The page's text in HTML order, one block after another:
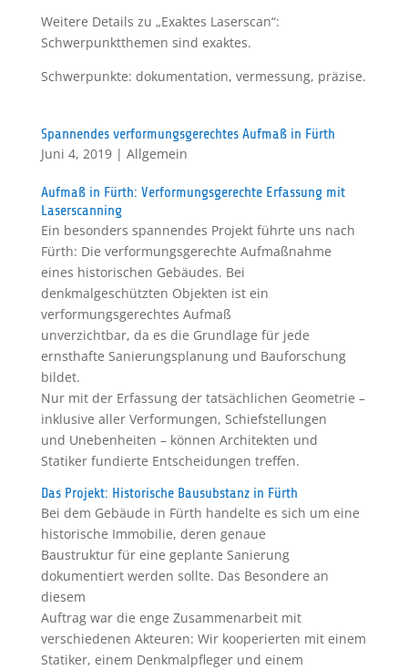
Weitere Details zu „Exaktes Laserscan“:
Schwerpunktthemen sind exaktes.
Schwerpunkte: dokumentation, vermessung, präzise.
Spannendes verformungsgerechtes Aufmaß in Fürth
Juni 4, 2019| Allgemein
Aufmaß in Fürth: Verformungsgerechte Erfassung mit
Laserscanning
Ein besonders spannendes Projekt führte uns nach
Fürth: Die verformungsgerechte Aufmaßnahme
eines historischen Gebäudes. Bei
denkmalgeschützten Objekten ist ein
verformungsgerechtes Aufmaß
unverzichtbar, da es die Grundlage für jede
ernsthafte Sanierungsplanung und Bauforschung
bildet.
Nur mit der Erfassung der tatsächlichen Geometrie –
inklusive aller Verformungen, Schiefstellungen
und Unebenheiten – können Architekten und
Statiker fundierte Entscheidungen treffen.
Das Projekt: Historische Bausubstanz in Fürth
Bei dem Gebäude in Fürth handelte es sich um eine
historische Immobilie, deren genaue
Baustruktur für eine geplante Sanierung
dokumentiert werden sollte. Das Besondere an
diesem
Auftrag war die enge Zusammenarbeit mit
verschiedenen Akteuren: Wir kooperierten mit einem
Statiker, einem Denkmalpfleger und einem